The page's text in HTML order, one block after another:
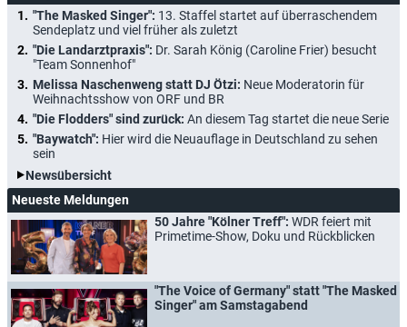
"The Masked Singer": 13. Staffel startet auf überraschendem
Sendeplatz und viel früher als zuletzt
"Die Landarztpraxis": Dr. Sarah König (Caroline Frier) besucht
"Team Sonnenhof"
Melissa Naschenweng statt DJ Ötzi: Neue Moderatorin für
Weihnachtsshow von ORF und BR
"Die Flodders" sind zurück: An diesem Tag startet die neue Serie
"Baywatch": Hier wird die Neuauflage in Deutschland zu sehen
sein
Newsübersicht
Neueste Meldungen
50 Jahre "Kölner Treff": WDR feiert mit
Primetime-Show, Doku und Rückblicken
"The Voice of Germany" statt "The Masked
Singer" am Samstagabend